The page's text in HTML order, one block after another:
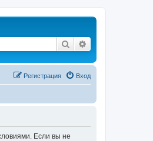
Поиск
Вход
Регистрация
Если вы не